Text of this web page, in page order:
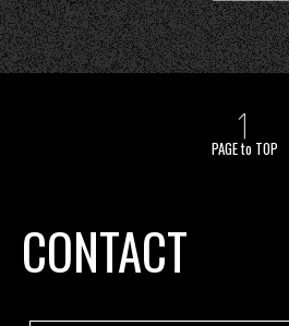
PAGE to TOP
CONTACT